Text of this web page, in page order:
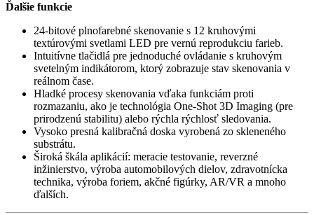
Ďalšie funkcie
24-bitové plnofarebné skenovanie s 12 kruhovými
textúrovými svetlami LED pre vernú reprodukciu farieb.
Intuitívne tlačidlá pre jednoduché ovládanie s kruhovým
svetelným indikátorom, ktorý zobrazuje stav skenovania v
reálnom čase.
Hladké procesy skenovania vďaka funkciám proti
rozmazaniu, ako je technológia One-Shot 3D Imaging (pre
prirodzenú stabilitu) alebo rýchla rýchlosť sledovania.
Vysoko presná kalibračná doska vyrobená zo skleneného
substrátu.
Široká škála aplikácií: meracie testovanie, reverzné
inžinierstvo, výroba automobilových dielov, zdravotnícka
technika, výroba foriem, akčné figúrky, AR/VR a mnoho
ďalších.